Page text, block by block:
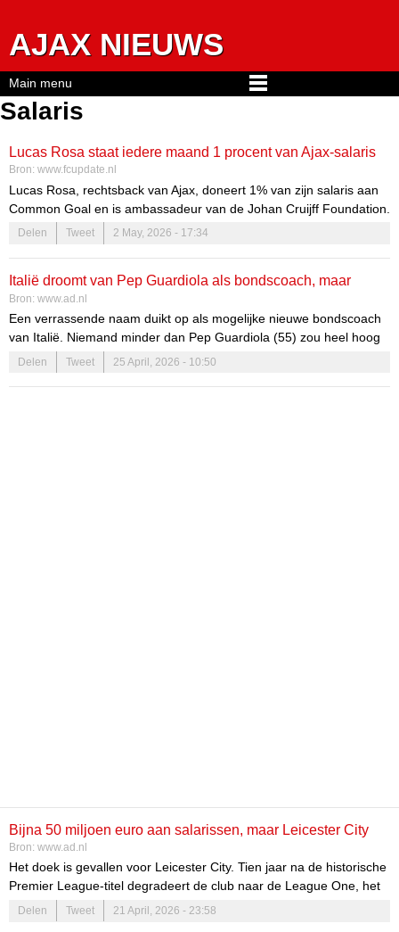
AJAX NIEUWS
Salaris
Lucas Rosa staat iedere maand 1 procent van Ajax-salaris
af
Bron: www.fcupdate.nl
Lucas Rosa, rechtsback van Ajax, doneert 1% van zijn salaris aan
Common Goal en is ambassadeur van de Johan Cruijff Foundation.
Hij steunt voetbalprojecten met maatschappelijke impact.
Delen Tweet 2 May, 2026 - 17:34
Italië droomt van Pep Guardiola als bondscoach, maar
salaris en contract bij City zijn groot struikelblok
Bron: www.ad.nl
Een verrassende naam duikt op als mogelijke nieuwe bondscoach
van Italië. Niemand minder dan Pep Guardiola (55) zou heel hoog
op het verlanglijstje van de Azzurri prijken. Hoewel er nog
struikelblokken zijn, lijkt de komst van Guardiola naar Italië geen
Delen Tweet 25 April, 2026 - 10:50
Bijna 50 miljoen euro aan salarissen, maar Leicester City
degradeert weer: woedende fans buiten het stadion
Bron: www.ad.nl
Het doek is gevallen voor Leicester City. Tien jaar na de historische
Premier League-titel degradeert de club naar de League One, het
derde niveau in Engeland. Het 2-2 gelijkspel tegen Hull City was
niet genoeg om degradatie nog af te kunnen wenden.
Delen Tweet 21 April, 2026 - 23:58
Main menu